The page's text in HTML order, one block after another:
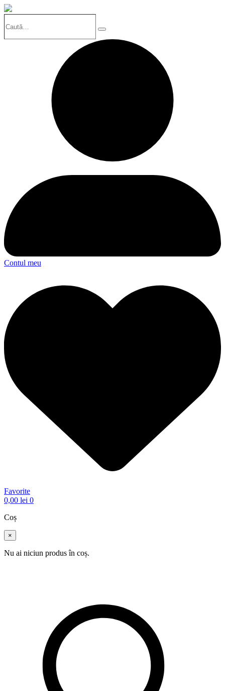
Search
Contul meu
Favorite
0,00 lei 0
Coș
×
Nu ai niciun produs în coș.